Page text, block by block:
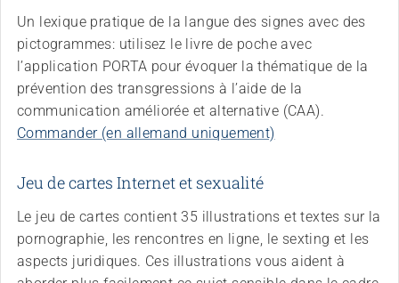
Un lexique pratique de la langue des signes avec des
pictogrammes: utilisez le livre de poche avec
l’application PORTA pour évoquer la thématique de la
prévention des transgressions à l’aide de la
communication améliorée et alternative (CAA).
Commander (en allemand uniquement)
Jeu de cartes Internet et sexualité
Le jeu de cartes contient 35 illustrations et textes sur la
pornographie, les rencontres en ligne, le sexting et les
aspects juridiques. Ces illustrations vous aident à